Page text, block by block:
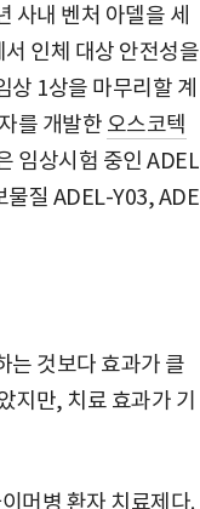
사내 벤처 아델을 세
인체 대상 안전성을
1상을 마무리할 계
를 개발한 오스코텍
임상시험 중인 ADEL
물질 ADEL-Y03, ADE
는 것보다 효과가 클
지만, 치료 효과가 기
머병 환자 치료제다.